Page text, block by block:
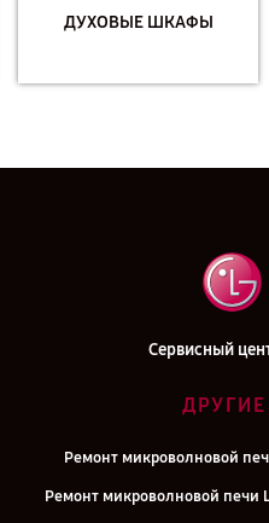
ДУХОВЫЕ ШКАФЫ
Сервисный
Ремонт микроволновой
Ремонт микроволновой печи